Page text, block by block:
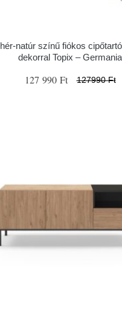
natúr színű fiókos
dekorral Topix – Germania
127 990 Ft 127990 Ft